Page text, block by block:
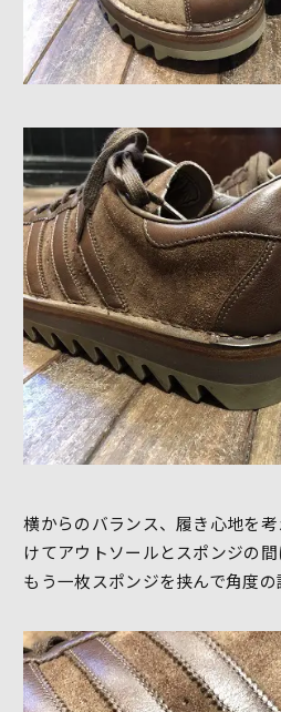
横からのバランス、履き心地を
けてアウトソールとスポンジの間
もう一枚スポンジを挟んで角度の